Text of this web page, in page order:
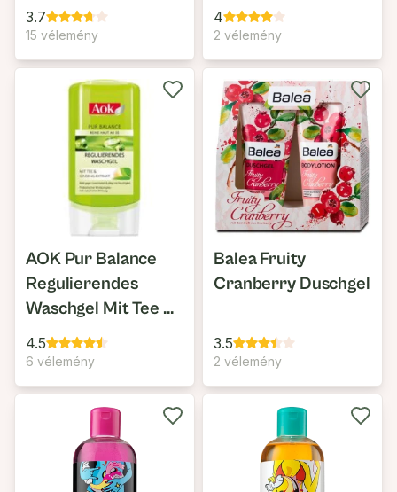
3.7
15 vélemény
4
2 vélemény
AOK Pur Balance
Regulierendes
Waschgel Mit Tee &
Ginseng-Extrakt
4.5
6 vélemény
Balea Fruity
Cranberry Duschgel
3.5
2 vélemény